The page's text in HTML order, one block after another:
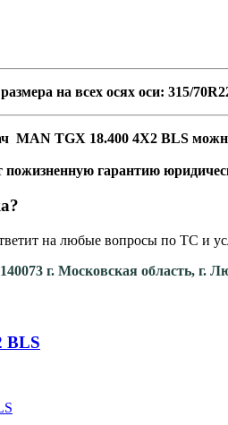
на всех осях оси: 315/
MAN TGX 18.400 4Х2 BLS
гарантию
на любые вопросы по ТС и
140073 г. Московская область, г.
BLS